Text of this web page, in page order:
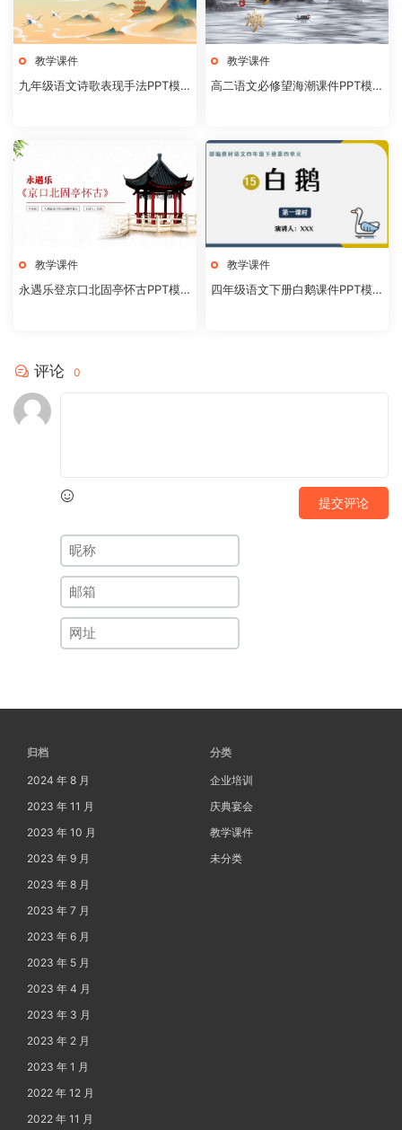
教学课件
九年级语文诗歌表现手法PPT模
教学课件
高二语文必修望海潮课件PPT模
教学课件
永遇乐登京口北固亭怀古PPT模
教学课件
四年级语文下册白鹅课件PPT模
评论 0
提交评论
归档
2024 年 8 月
2023 年 11 月
2023 年 10 月
2023 年 9 月
2023 年 8 月
2023 年 7 月
2023 年 6 月
2023 年 5 月
2023 年 4 月
2023 年 3 月
2023 年 2 月
2023 年 1 月
2022 年 12 月
2022 年 11 月
分类
企业培训
庆典宴会
教学课件
未分类